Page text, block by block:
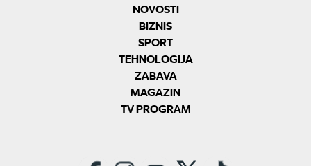
NOVOSTI
BIZNIS
SPORT
TEHNOLOGIJA
ZABAVA
MAGAZIN
TV PROGRAM